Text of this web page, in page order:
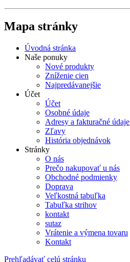
Mapa stránky
Úvodná stránka
Naše ponuky
Nové produkty
Zníženie cien
Najpredávanejšie
Účet
Účet
Osobné údaje
Adresy a fakturačné údaje
Zľavy
História objednávok
Stránky
O nás
Prečo nakupovať u nás
Obchodné podmienky
Doprava
Veľkostná tabuľka
Tabuľka strihov
kontakt
sutaz
Vrátenie a výmena tovaru
Kontakt
Prehľadávať celú stránku